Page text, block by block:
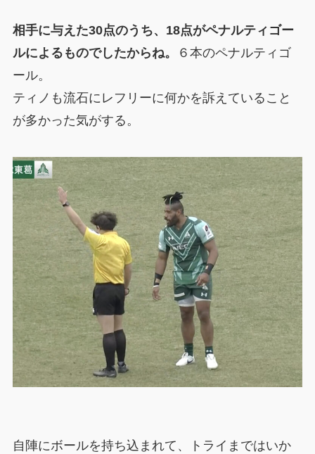
相手に与えた30点のうち、18点がペナルティゴー
ルによるものでしたからね。
６本のペナルティゴ
ール。
ティノも流石にレフリーに何かを訴えていること
が多かった気がする。
自陣にボールを持ち込まれて、トライまではいか